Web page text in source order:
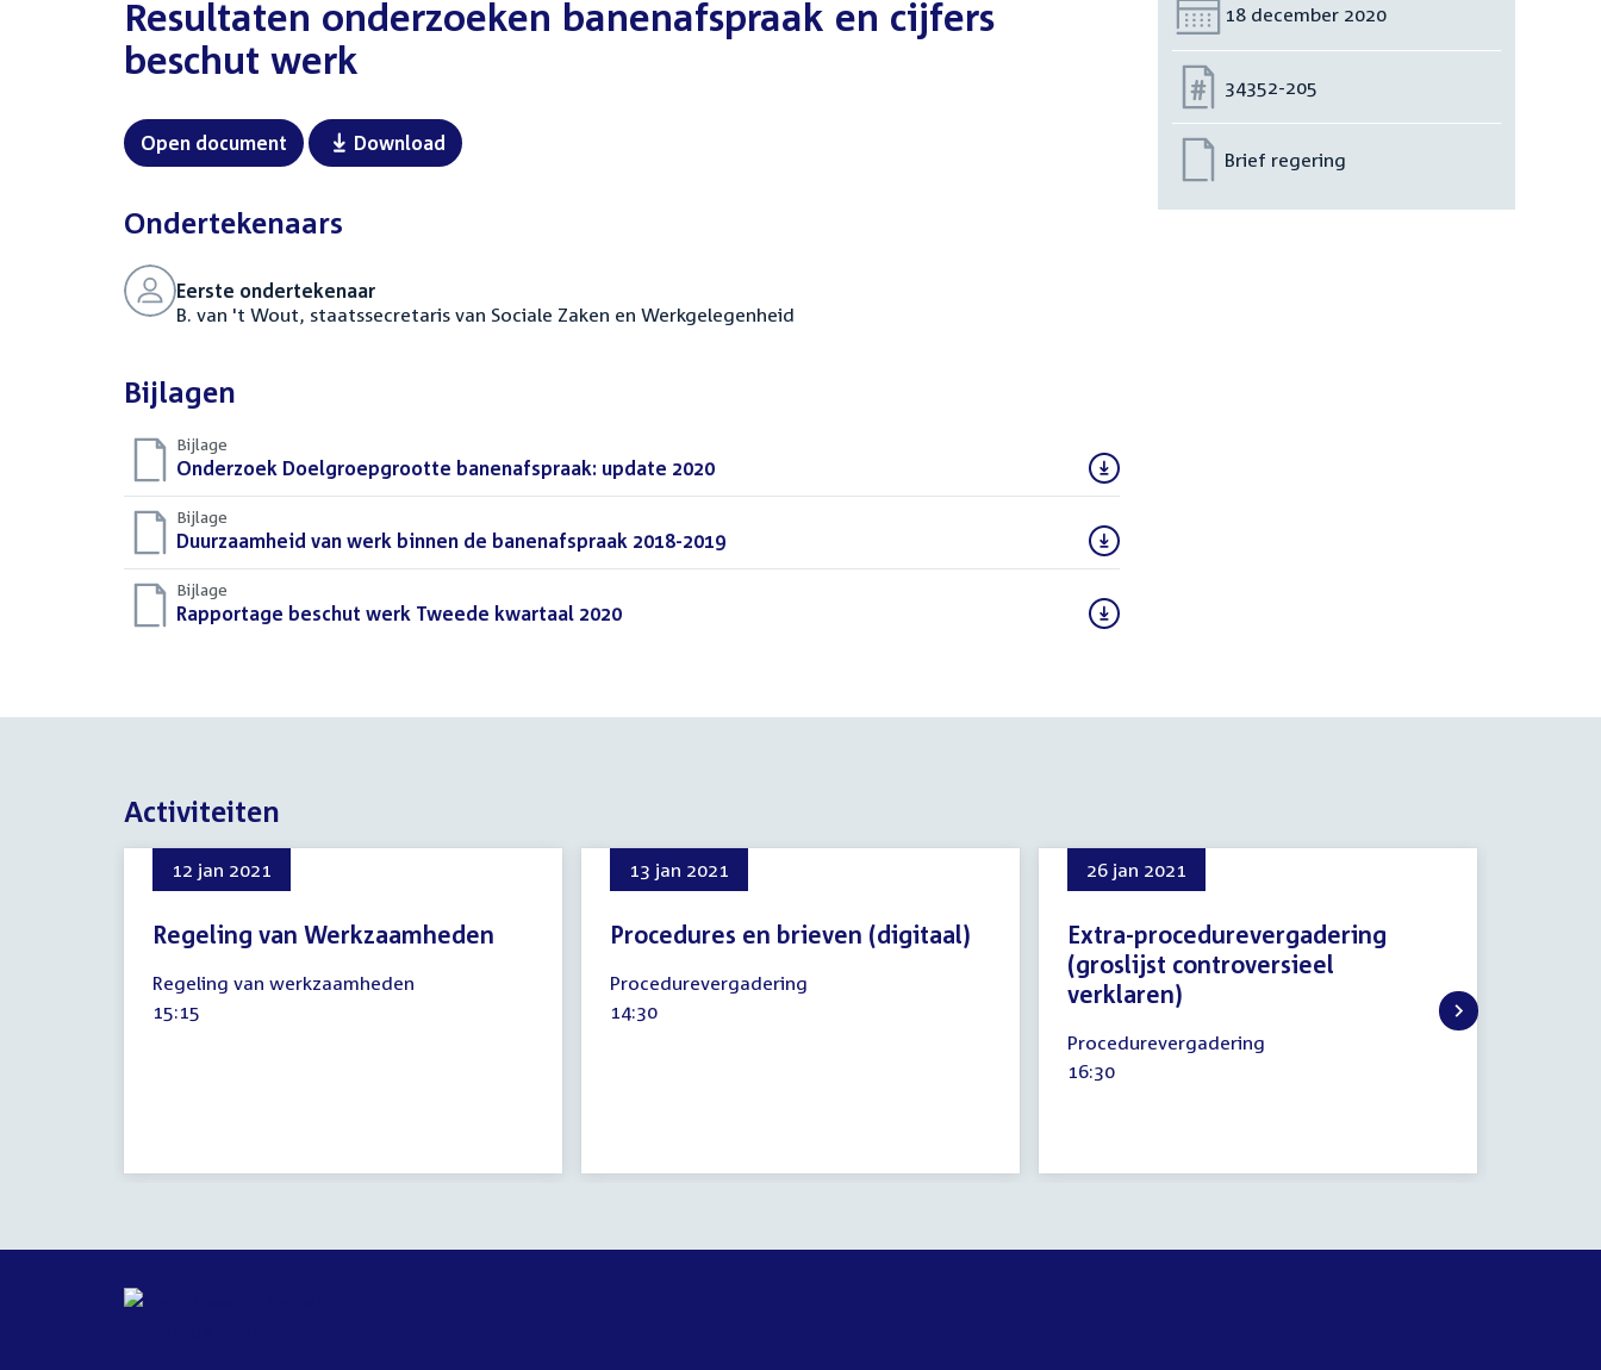
:Resultaten onderzoeken banenafspraak en cijfers
beschut werk
Open document Download
Ondertekenaars
Eerste ondertekenaar
B. van 't Wout, staatssecretaris van Sociale Zaken en Werkgelegenheid
Bijlagen
Bijlage
Download
bestand:
Onderzoek Doelgroepgrootte banenafspraak: update 2020
Bijlage
Download
bestand:
Duurzaamheid van werk binnen de banenafspraak 2018-2019
Bijlage
Download
Rapportage beschut werk Tweede kwartaal 2020
Datum:
18 december 2020
Nummer:
34352-205
Brief regering
Activiteiten
12 jan 2021
Regeling van Werkzaamheden
januari
2021
Regeling van werkzaamheden
Tijd
15:15
13 jan 2021
Procedures en brieven (digitaal)
januari
2021
Procedurevergadering
Tijd
14:30
26 jan 2021
Extra-procedurevergadering
(groslijst controversieel
verklaren)
januari
2021
Procedurevergadering
Tijd
16:30